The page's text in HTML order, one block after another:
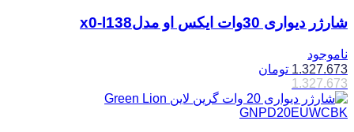
شارژر دیواری 30وات ایکس او مدلx0-l138
ناموجود
1.327.673 تومان
1.327.673